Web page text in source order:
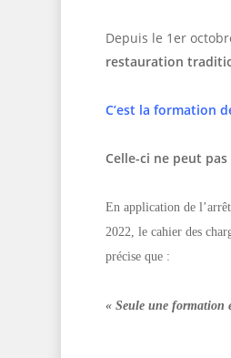
Depuis le 1er
restauration
C’est la formation
Celle-ci ne peut
En application de
2022, le cahier des
précise que :
« Seule une formation